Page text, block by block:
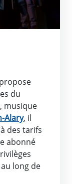
du
musique
Alary, il
des tarifs
abonné
long de